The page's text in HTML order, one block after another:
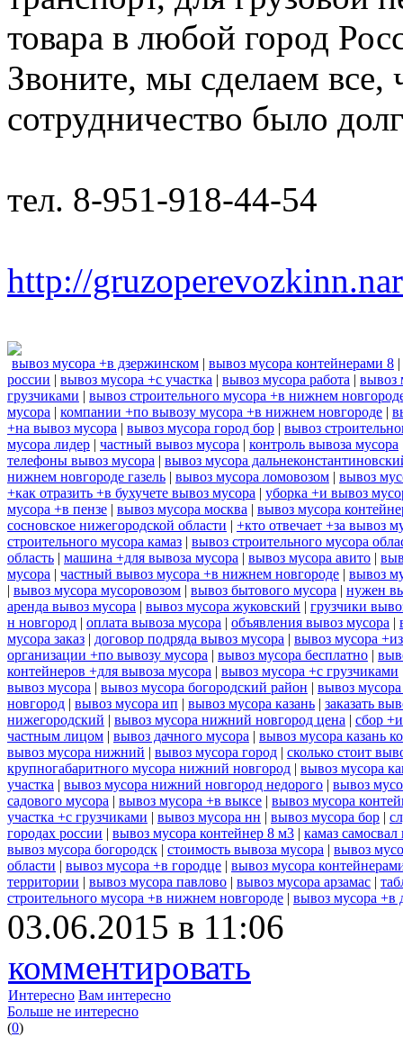
товара в любой город
Звоните, мы сделаем
сотрудничество было
тел. 8-951-918-44-54
http://
вывоз мусора +в дзержинском | вывоз мусора контейнерами 8 |
россии | вывоз мусора +с участка | вывоз мусора работа | вывоз
грузчиками | вывоз строительного мусора +в нижнем
мусора | компании +по вывозу мусора +в нижнем новгороде |
+на вывоз мусора | вывоз мусора город бор | вывоз
мусора лидер | частный вывоз мусора | контроль вывоза мусора
телефоны вывоз мусора | вывоз мусора
нижнем новгороде газель | вывоз мусора ломовозом | вывоз
+как отразить +в бухучете вывоз мусора | уборка +и вывоз
мусора +в пензе | вывоз мусора москва | вывоз мусора
сосновское нижегородской области | +кто отвечает +за вывоз
строительного мусора камаз | вывоз строительного мусора
область | машина +для вывоза мусора | вывоз мусора авито |
мусора | частный вывоз мусора +в нижнем новгороде | вывоз
| вывоз мусора мусоровозом | вывоз бытового мусора | нужен
аренда вывоз мусора | вывоз мусора жуковский | грузчики
н новгород | оплата вывоза мусора | объявления вывоз мусора |
мусора заказ | договор подряда вывоз мусора | вывоз мусора
организации +по вывозу мусора | вывоз мусора бесплатно |
контейнеров +для вывоза мусора | вывоз мусора +с грузчиками
вывоз мусора | вывоз мусора богородский район | вывоз
новгород | вывоз мусора ип | вывоз мусора казань | заказать
нижегородский | вывоз мусора нижний новгород цена | сбор
частным лицом | вывоз дачного мусора | вывоз мусора казань
вывоз мусора нижний | вывоз мусора город | сколько стоит
крупногабаритного мусора нижний новгород | вывоз мусора
участка | вывоз мусора нижний новгород недорого | вывоз
садового мусора | вывоз мусора +в выксе | вывоз мусора
участка +с грузчиками | вывоз мусора нн | вывоз мусора бор |
городах россии | вывоз мусора контейнер 8 м3 | камаз
вывоз мусора богородск | стоимость вывоза мусора | вывоз
области | вывоз мусора +в городце | вывоз мусора
территории | вывоз мусора павлово | вывоз мусора арзамас |
строительного мусора +в нижнем новгороде | вывоз мусора +в
03.06.2015 в 11:06
комментировать
Интересно Вам интересно
Больше не интересно
(0)